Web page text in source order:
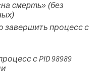
смерть» (без
завершить процесс с
с PID 98989